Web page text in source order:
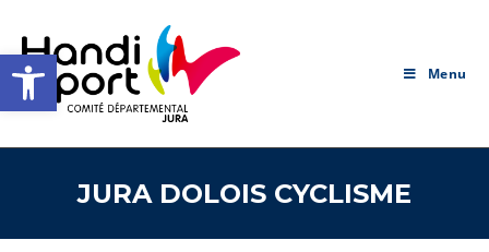
Ouvrir la barre d’outils
content
Menu
JURA DOLOIS CYCLISME